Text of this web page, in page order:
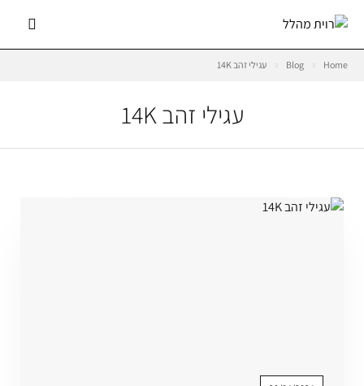
Home
Blog עגילי זהב 14K
עגילי זהב 14K